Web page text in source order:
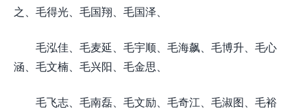
之、毛得光、毛国翔、毛国泽、
毛泓佳、毛麦延、毛宇顺、毛海飙、毛博升、毛心
涵、毛文楠、毛兴阳、毛金思、
毛飞志、毛南磊、毛文励、毛奇江、毛淑图、毛裕